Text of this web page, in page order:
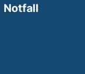
window)
Notfall